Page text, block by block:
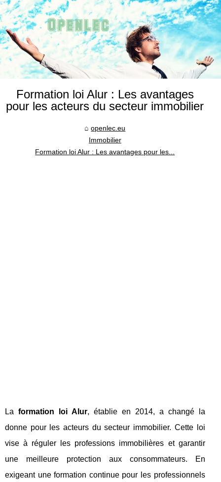
Formation loi Alur : Les avantages
pour les acteurs du secteur immobilier
openlec.eu
Immobilier
Formation loi Alur : Les avantages pour les...
La formation loi Alur, établie en 2014, a changé la
donne pour les acteurs du secteur immobilier. Cette loi
vise à réguler les professions immobilières et garantir
une meilleure protection aux consommateurs. En
exigeant une formation continue pour les professionnels